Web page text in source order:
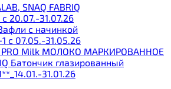
SNAQ FABRIQ
с 20.07.-31.07.26
с начинкой
с 07.05.-31.05.26
PRO Milk МОЛОКО МАРКИРОВАННОЕ
Батончик глазированный
31.01.26